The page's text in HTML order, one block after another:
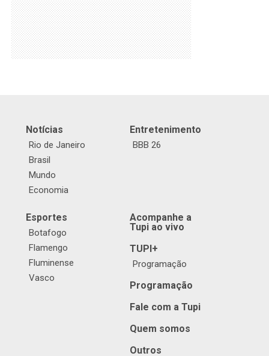
Notícias
Rio de Janeiro
Brasil
Mundo
Economia
Entretenimento
BBB 26
Esportes
Botafogo
Flamengo
Fluminense
Vasco
Acompanhe a
Tupi ao vivo
TUPI+
Programação
Programação
Fale com a Tupi
Quem somos
Outros